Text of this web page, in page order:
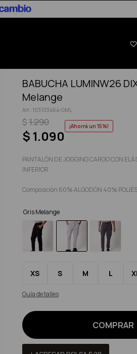

BABUCHA LUMINW26
Melange
103103464-GML
$ 1.090
$1.290 15
PANTALÓN DE JOGGING CARGO CON
INFERIOR
Composición 60% ALGODÓN 40%
Gris Melange
XS S M L
Guía de talles
COMPRAR